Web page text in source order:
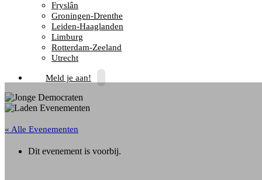
Fryslân
Groningen-Drenthe
Leiden-Haaglanden
Limburg
Rotterdam-Zeeland
Utrecht
Meld je aan!
« Alle Evenementen
Dit evenement is voorbij.